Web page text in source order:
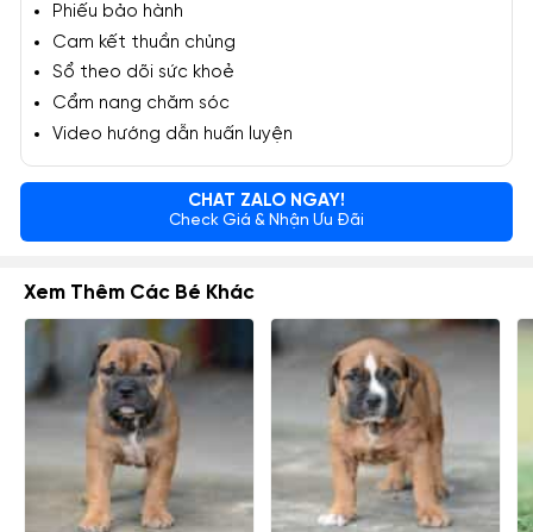
Phiếu bảo hành
Cam kết thuần chủng
Sổ theo dõi sức khoẻ
Cẩm nang chăm sóc
Video hướng dẫn huấn luyện
CHAT ZALO NGAY!
Check Giá & Nhận Ưu Đãi
Xem Thêm Các Bé Khác